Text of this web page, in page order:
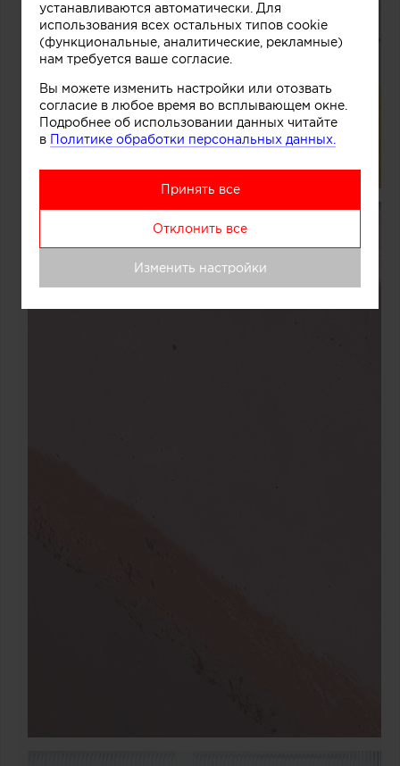
устанавливаются автоматически. Для
использования всех остальных типов cookie
(функциональные, аналитические, рекламные)
нам требуется ваше согласие.
Вы можете изменить настройки или отозвать
согласие в любое время во всплывающем окне.
Подробнее об использовании данных читайте
в Политике обработки персональных данных.
Принять все
Отклонить все
Изменить настройки